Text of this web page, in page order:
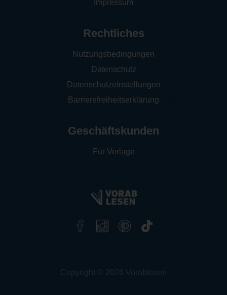
Impressum
Rechtliches
Nutzungsbedingungen
Datenschutz
Datenschutzeinstellungen
Barrierefreiheitserklärung
Geschäftskunden
Für Verlage
Copyright © 2026 Vorablesen